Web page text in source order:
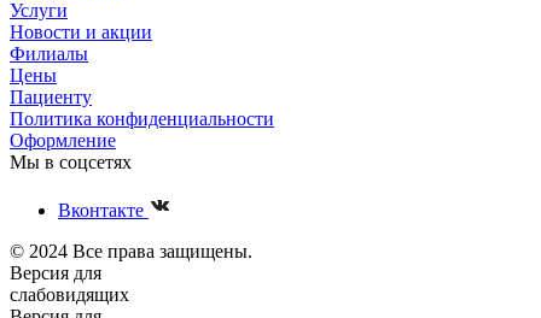
Услуги
Новости и акции
Филиалы
Цены
Пациенту
Политика конфиденциальности
Оформление
Мы в соцсетях
Вконтакте
© 2024 Все права защищены.
Версия для
слабовидящих